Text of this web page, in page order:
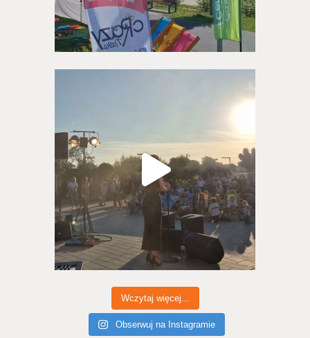
Wczytaj więcej...
Obserwuj na Instagramie